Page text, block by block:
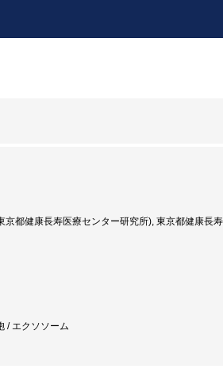
都健康長寿医療センター研究所), 東京都健康長
/ エクソソーム